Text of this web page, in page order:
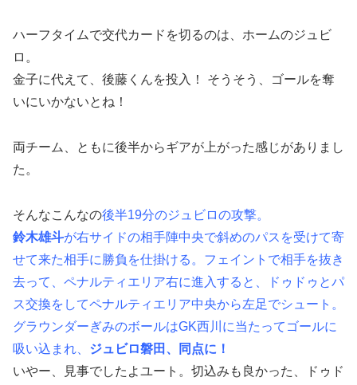
ハーフタイムで交代カードを切るのは、ホームのジュビ
ロ。
金子に代えて、後藤くんを投入！ そうそう、ゴールを奪
いにいかないとね！
両チーム、ともに後半からギアが上がった感じがありまし
た。
そんなこんなの後半19分のジュビロの攻撃。
鈴木雄斗が右サイドの相手陣中央で斜めのパスを受けて寄
せて来た相手に勝負を仕掛ける。フェイントで相手を抜き
去って、ペナルティエリア右に進入すると、ドゥドゥとパ
ス交換をしてペナルティエリア中央から左足でシュート。
グラウンダーぎみのボールはGK西川に当たってゴールに
吸い込まれ、 ジュビロ磐田、同点に！
いやー、見事でしたよユート。切込みも良かった、ドゥド